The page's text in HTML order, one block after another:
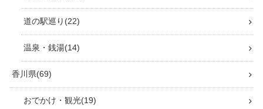
道の駅巡り 22
温泉・銭湯 14
香川県 69
おでかけ・観光 19